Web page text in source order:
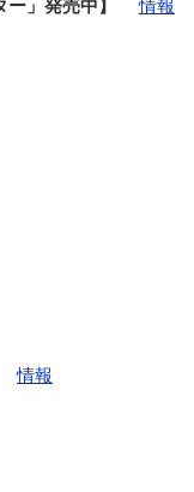
ー」発売中】
情報
情報